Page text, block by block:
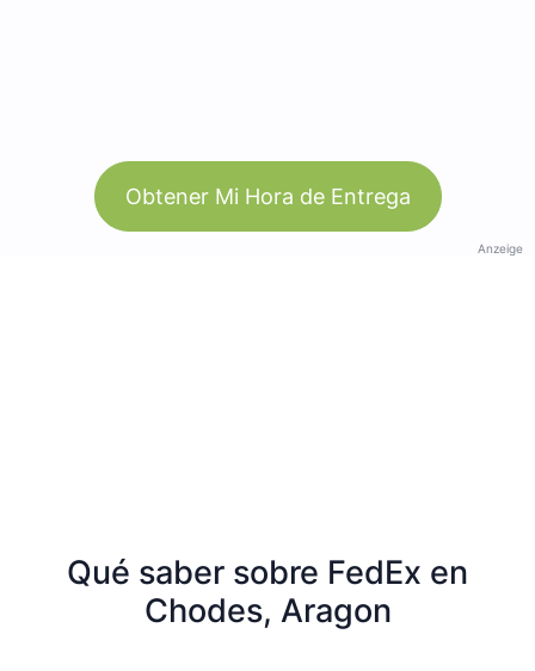
Obtener Mi Hora de Entrega
Anzeige
Qué saber sobre FedEx en
Chodes, Aragon